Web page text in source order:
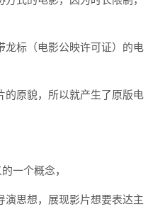
龙标（电影公映许可证）的电
原貌，所以就产生了原版电
一个概念，
思想，展现影片想要表达主